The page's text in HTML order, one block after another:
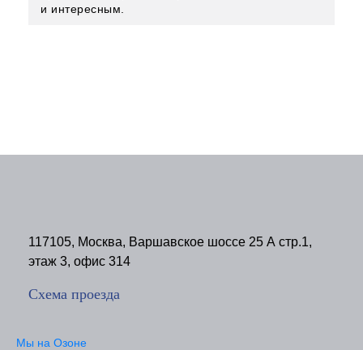
и интересным.
117105, Москва, Варшавское шоссе 25 А стр.1,
этаж 3, офис 314
Схема проезда
Мы на Озоне